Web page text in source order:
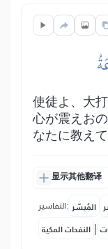
使徒よ、大
心が震えお
なたに教え
显示其他翻译
التفاسير: المُيسَّر
النفحات المكية |